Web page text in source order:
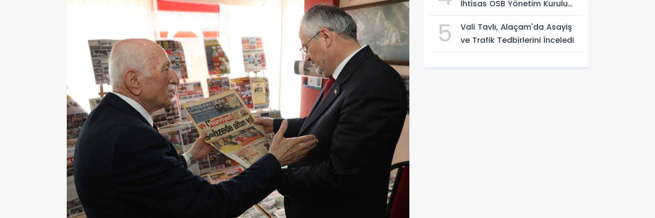
İhtisas OSB Yönetim Kurulu
5
Vali Tavlı, Alaçam'da Asayiş
ve Trafik Tedbirlerini İnceledi